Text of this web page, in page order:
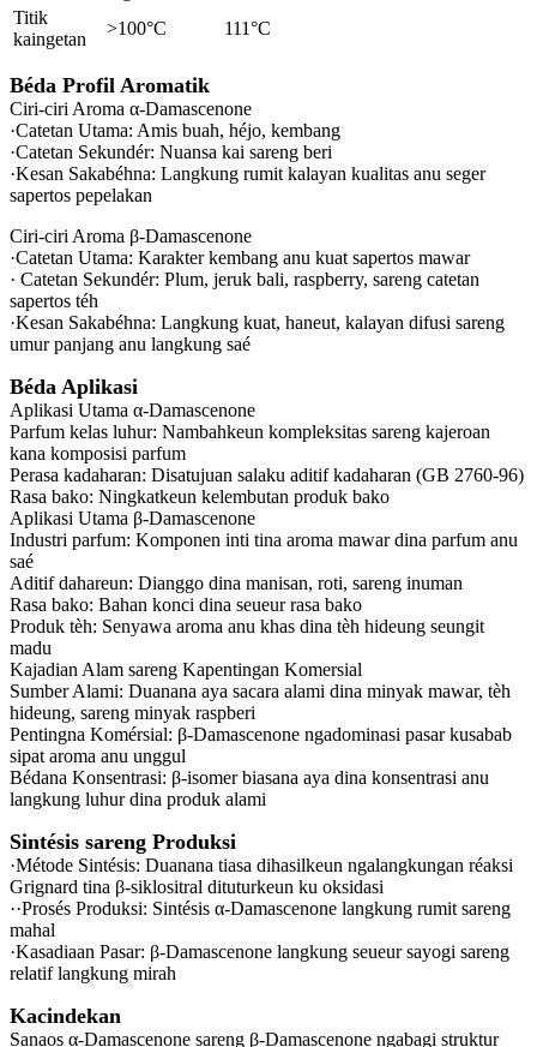
Titik
kaingetan
>100°C 111°C
Béda Profil Aromatik
Ciri-ciri Aroma α-Damascenone
·Catetan Utama‌: Amis buah, héjo, kembang
·Catetan Sekundér: Nuansa kai sareng beri
·Kesan Sakabéhna: Langkung rumit kalayan kualitas anu seger
sapertos pepelakan
Ciri-ciri Aroma β-Damascenone
·Catetan Utama: Karakter kembang anu kuat sapertos mawar
· Catetan Sekundér: Plum, jeruk bali, raspberry, sareng catetan
sapertos téh
·Kesan Sakabéhna: Langkung kuat, haneut, kalayan difusi sareng
umur panjang anu langkung saé
Béda Aplikasi
Aplikasi Utama α-Damascenone
Parfum kelas luhur: Nambahkeun kompleksitas sareng kajeroan
kana komposisi parfum
Perasa kadaharan: Disatujuan salaku aditif kadaharan (GB 2760-96)
Rasa bako: Ningkatkeun kelembutan produk bako
Aplikasi Utama β-Damascenone
Industri parfum‌: Komponen inti tina aroma mawar dina parfum anu
saé
Aditif dahareun: Dianggo dina manisan, roti, sareng inuman
Rasa bako: Bahan konci dina seueur rasa bako
Produk tèh: Senyawa aroma anu khas dina tèh hideung seungit
madu
Kajadian Alam sareng Kapentingan Komersial
Sumber Alami‌: Duanana aya sacara alami dina minyak mawar, tèh
hideung, sareng minyak raspberi
Pentingna Komérsial: β-Damascenone ngadominasi pasar kusabab
sipat aroma anu unggul
Bédana Konsentrasi: β-isomer biasana aya dina konsentrasi anu
langkung luhur dina produk alami
Sintésis sareng Produksi
·Métode Sintésis‌: Duanana tiasa dihasilkeun ngalangkungan réaksi
Grignard tina β-siklositral dituturkeun ku oksidasi
··Prosés Produksi‌: Sintésis α-Damascenone langkung rumit sareng
mahal
·Kasadiaan Pasar‌: β-Damascenone langkung seueur sayogi sareng
relatif langkung mirah
Kacindekan
Sanaos α-Damascenone sareng β-Damascenone ngabagi struktur